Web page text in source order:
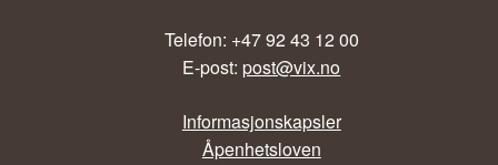
Telefon: +47 92 43 12 00
E-post:post@vix.no
Informasjonskapsler
Åpenhetsloven